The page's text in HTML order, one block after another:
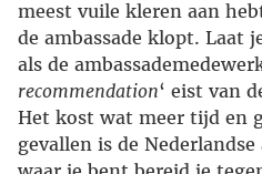
meest vuile kleren aan
de ambassade klopt. Laat
als de
recommendation‘ eist van
Het kost wat meer tijd en
gevallen is de